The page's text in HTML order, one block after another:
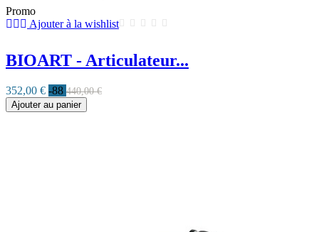
Promo
Ajouter à la wishlist
BIOART - Articulateur...
352,00 € -88 440,00 €
Ajouter au panier